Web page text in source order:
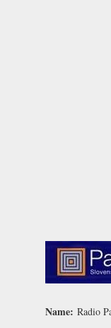
Name: Radio